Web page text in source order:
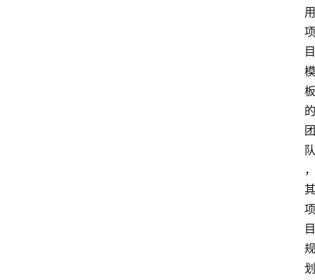
用
项
目
模
板
的
团
队
，
其
项
目
规
划